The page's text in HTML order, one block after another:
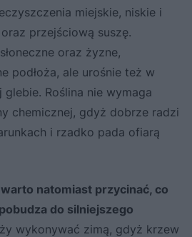
miejskie, niskie i
przejściową suszę.
oraz żyzne,
podłoża, ale urośnie też w
glebie. Roślina nie wymaga
chemicznej, gdyż dobrze radzi
i rzadko pada ofiarą
warto natomiast przycinać, co
do silniejszego
wykonywać zimą, gdyż krzew